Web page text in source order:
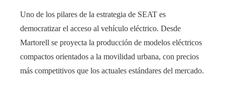
Uno de los pilares de la estrategia de SEAT es
democratizar el acceso al vehículo eléctrico. Desde
Martorell se proyecta la producción de modelos eléctricos
compactos orientados a la movilidad urbana, con precios
más competitivos que los actuales estándares del mercado.